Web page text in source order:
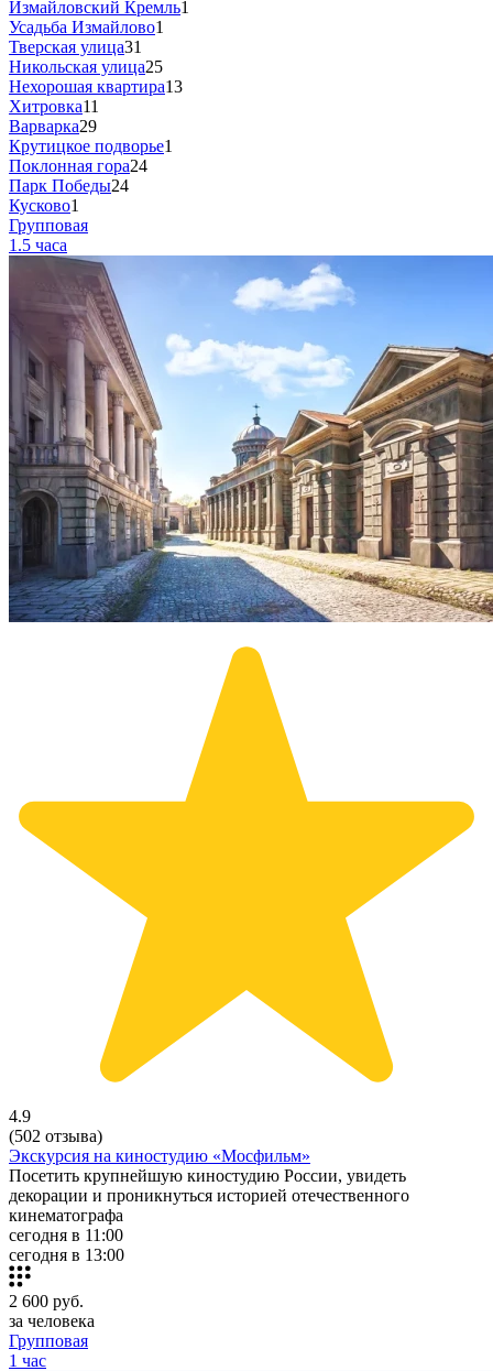
Измайловский Кремль1
Усадьба Измайлово1
Тверская улица31
Никольская улица25
Нехорошая квартира13
Хитровка11
Варварка29
Крутицкое подворье1
Поклонная гора24
Парк Победы24
Кусково1
Групповая
1.5 часа
4.9
(502 отзыва)
Экскурсия на киностудию «Мосфильм»
Посетить крупнейшую киностудию России, увидеть
декорации и проникнуться историей отечественного
кинематографа
сегодня в 11:00
сегодня в 13:00
2 600 руб.
за человека
Групповая
1 час